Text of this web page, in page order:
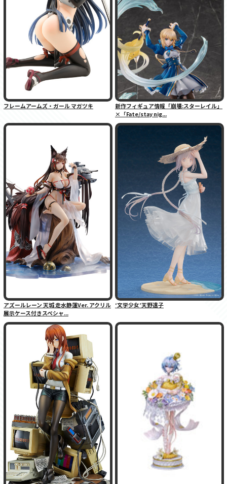
フレームアームズ・ガール マガツキ
新作フィギュア情報「崩壊:スターレイル」
×「Fate/stay nig...
アズールレーン 天城 走水静蓮Ver. アクリル
展示ケース付きスペシャ...
‘文学少女’天野遠子